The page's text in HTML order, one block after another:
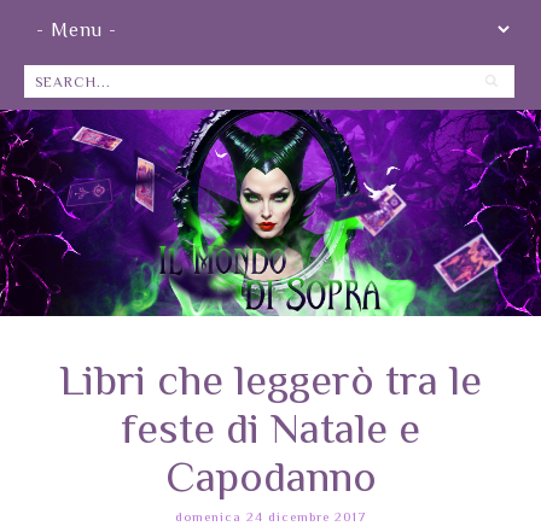
Libri che leggerò tra le
feste di Natale e
Capodanno
domenica 24 dicembre 2017